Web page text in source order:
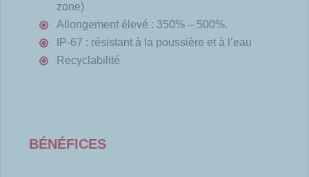
zone)
Allongement élevé : 350% – 500%.
IP-67 : résistant à la poussière et à l’eau
Recyclabilité
BÉNÉFICES